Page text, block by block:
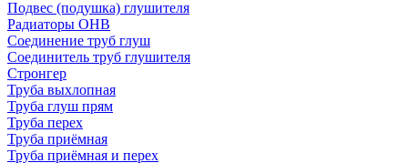
Подвес (подушка) глушителя
Радиаторы ОНВ
Соединение труб глуш
Соединитель труб глушителя
Стронгер
Труба выхлопная
Труба глуш прям
Труба перех
Труба приёмная
Труба приёмная и перех